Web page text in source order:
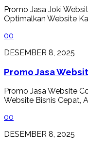
Promo Jasa Joki
Optimalkan Website
00
DESEMBER 8, 2025
Promo Jasa
Promo Jasa Website
Website Bisnis Cepat,
00
DESEMBER 8, 2025